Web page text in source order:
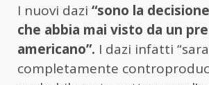
I nuovi dazi “sono la
che abbia mai visto da un
americano”. I dazi infatti
completamente